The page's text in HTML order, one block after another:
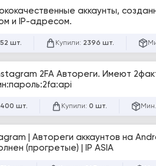
аккаунты,
и IP-адресом.
52 шт. Купили: 2396 шт.
2FA Автореги. Имеют
400 шт. Купили: 0 шт.
| Автореги аккаунтов на
(прогретые) | IP ASIA